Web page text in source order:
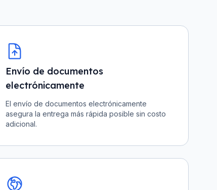
Envío de documentos
electrónicamente
El envío de documentos electrónicamente
asegura la entrega más rápida posible sin costo
adicional.